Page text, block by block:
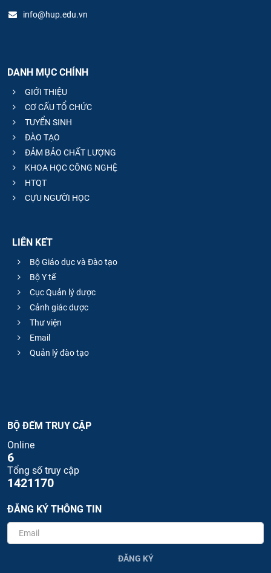
info@hup.edu.vn
DANH MỤC CHÍNH
GIỚI THIỆU
CƠ CẤU TỔ CHỨC
TUYỂN SINH
ĐÀO TẠO
ĐẢM BẢO CHẤT LƯỢNG
KHOA HỌC CÔNG NGHỆ
HTQT
CỰU NGƯỜI HỌC
LIÊN KẾT
Bộ Giáo dục và Đào tạo
Bộ Y tế
Cục Quản lý dược
Cảnh giác dược
Thư viện
Email
Quản lý đào tạo
BỘ ĐẾM TRUY CẬP
Online
6
Tổng số truy cập
1421170
ĐĂNG KÝ THÔNG TIN
ĐĂNG KÝ